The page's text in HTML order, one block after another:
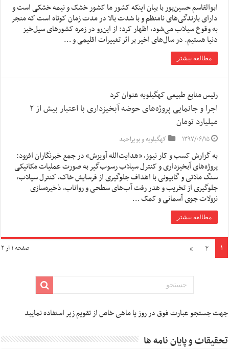
ابوالقاسم حسین‌پور با بیان اینکه کشور ما کشور خشک و نیمه خشکی است و
دارای بارندگی‌های نامنظم و با شدت بالا در مدت زمان کوتاه است که منجر
به وقوع سیلاب می‌شود، اظهار کرد: از این‌رو در زمره کشورهای سیل‌خیز
دنیا هستیم. در سال‌های اخیر بر اثر تغییرات اقلیمی و …
مطالعه بیشتر
رئیس منابع طبیعی کهگیلویه عنوان کرد
اجرا و جانمایی پروژه‌های حوضه آبخیزداری با اعتبار بیش از ۲
میلیارد تومان
۱۳۹۷/۰۶/۱۵ کهگیلویه و بویراحمد
به گزارش کسب و کار نیوز، «هدایت‌الله آویزش» در جمع خبرنگاران افزود:
پروژه‌های آبخیزداری و کنترل سیلاب رسوب‌گیر به صورت عملیات مکانیکی
سنگ ملاتی و گابیونی با اهداف جلوگیری از فرسایش خاک، کنترل سیلاب،
جلوگیری از تخریب و هدر رفت آب‌های سطحی و رواناب، ذخیره‌سازی
نزولات جوی آسمانی و کمک …
مطالعه بیشتر
صفحه ۱ از ۲ ۱ ۲ »
جهت جستجو عبارت فوق در روز یا ماهی خاص از تقویم زیر استفاده نمایید
تحقیقات و پایان نامه ها